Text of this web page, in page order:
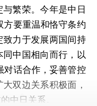
繁荣。今年是中日
要重温和恪守条约
力于发展两国间持
中国相向而行，以
话合作，妥善管控
双边关系积极面，
中日关系。